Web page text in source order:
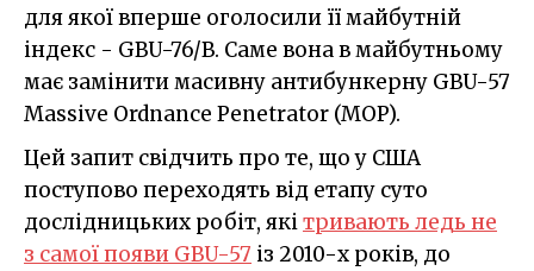
для якої вперше оголосили її майбутній
індекс - GBU-76/B. Саме вона в майбутньому
має замінити масивну антибункерну GBU-57
Massive Ordnance Penetrator (MOP).
Цей запит свідчить про те, що у США
поступово переходять від етапу суто
дослідницьких робіт, якітривають ледь не
з самої появи GBU-57 із 2010-х років, до